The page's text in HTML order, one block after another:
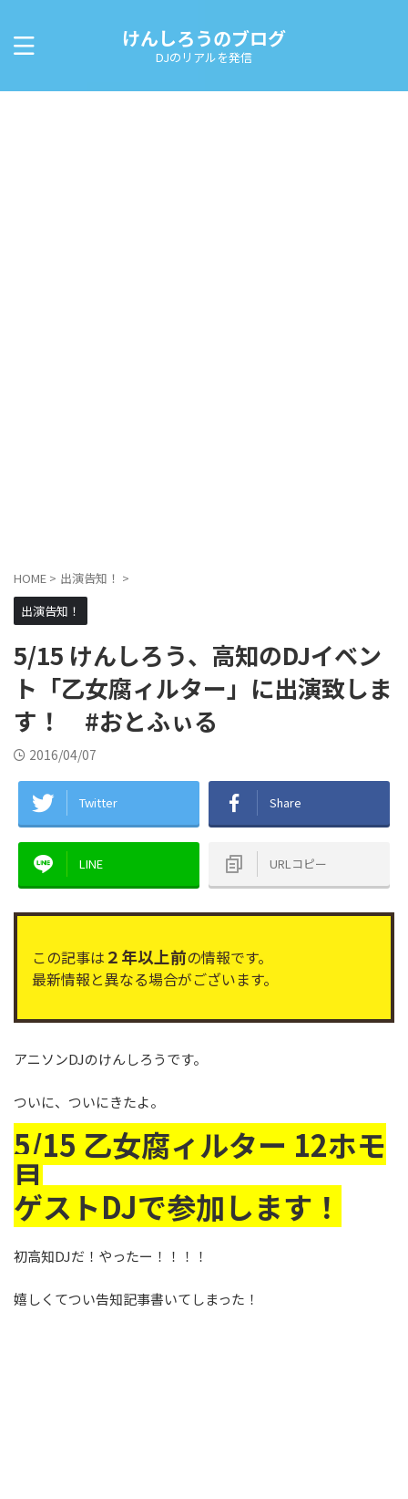
けんしろうのブログ
DJのリアルを発信
HOME > 出演告知！ >
出演告知！
5/15 けんしろう、高知のDJイベン
ト「乙女腐ィルター」に出演致しま
す！ #おとふぃる
2016/04/07
Twitter Share
LINE URLコピー
この記事は ２年以上前の情報です。
最新情報と異なる場合がございます。
アニソンDJのけんしろうです。
ついに、ついにきたよ。
5/15 乙女腐ィルター 12ホモ
目
ゲストDJで参加します！
初高知DJだ！やったー！！！！
嬉しくてつい告知記事書いてしまった！